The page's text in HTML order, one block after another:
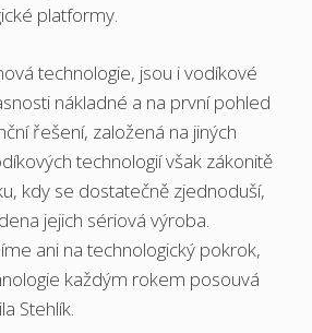
platformy.
technologie, jsou i vodíkové
nákladné a na první pohled
řešení, založená na jiných
technologií však zákonitě
kdy se dostatečně zjednoduší,
jejich sériová výroba.
ani na technologický pokrok,
každým rokem posouvá
Stehlík.